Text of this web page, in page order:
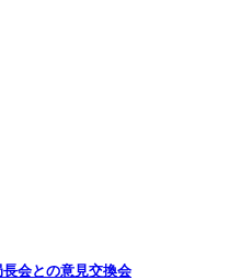
会との意見交換会